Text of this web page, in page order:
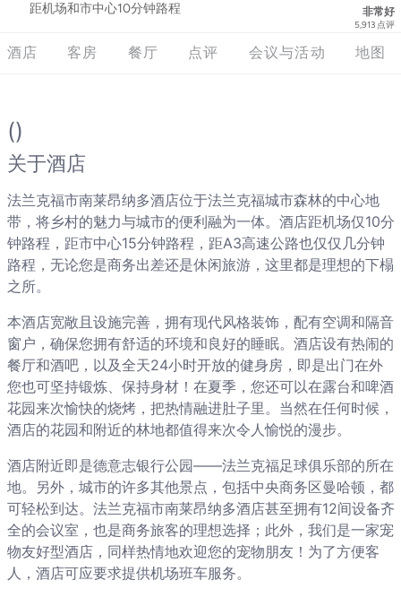
距机场和市中心10分钟路程 非常好
5,913 点评
酒店 客房 餐厅 点评 会议与活动 地图
()
关于酒店
法兰克福市南莱昂纳多酒店位于法兰克福城市森林的中心地
带，将乡村的魅力与城市的便利融为一体。酒店距机场仅10分
钟路程，距市中心15分钟路程，距A3高速公路也仅仅几分钟
路程，无论您是商务出差还是休闲旅游，这里都是理想的下榻
之所。
本酒店宽敞且设施完善，拥有现代风格装饰，配有空调和隔音
窗户，确保您拥有舒适的环境和良好的睡眠。酒店设有热闹的
餐厅和酒吧，以及全天24小时开放的健身房，即是出门在外
您也可坚持锻炼、保持身材！在夏季，您还可以在露台和啤酒
花园来次愉快的烧烤，把热情融进肚子里。当然在任何时候，
酒店的花园和附近的林地都值得来次令人愉悦的漫步。
酒店附近即是德意志银行公园——法兰克福足球俱乐部的所在
地。另外，城市的许多其他景点，包括中央商务区曼哈顿，都
可轻松到达。法兰克福市南莱昂纳多酒店甚至拥有12间设备齐
全的会议室，也是商务旅客的理想选择；此外，我们是一家宠
物友好型酒店，同样热情地欢迎您的宠物朋友！为了方便客
人，酒店可应要求提供机场班车服务。